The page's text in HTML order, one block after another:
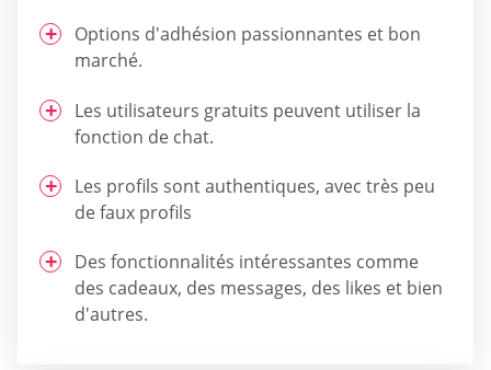
Options d'adhésion passionnantes et bon
marché.
Les utilisateurs gratuits peuvent utiliser la
fonction de chat.
Les profils sont authentiques, avec très peu
de faux profils
Des fonctionnalités intéressantes comme
des cadeaux, des messages, des likes et bien
d'autres.